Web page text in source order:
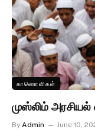
காணொளிகள்
முஸ்லிம் அரசியல்
By Admin June 10,